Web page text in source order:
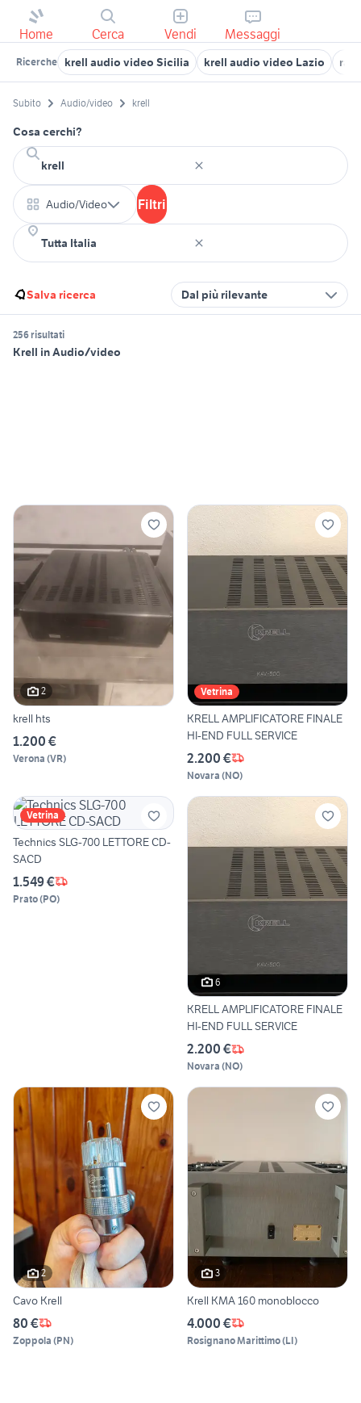
Home Cerca Vendi Messaggi
Ricerche krell audio video Sicilia krell audio video Lazio
Subito Audio/video krell
Cosa cerchi?
Audio/Video Filtri
Salva ricerca Dal più rilevante
256 risultati
Krell in Audio/video
2
krell hts
1.200 €
Verona (VR)
Vetrina
KRELL AMPLIFICATORE FINALE
HI-END FULL SERVICE
2.200 €
Novara (NO)
Vetrina
Technics SLG-700 LETTORE CD-
SACD
1.549 €
Prato(PO)
6
KRELL AMPLIFICATORE FINALE
HI-END FULL SERVICE
2.200 €
Novara (NO)
2
Cavo Krell
80 €
Zoppola (PN)
3
Krell KMA 160 monoblocco
4.000 €
Rosignano Marittimo(LI)